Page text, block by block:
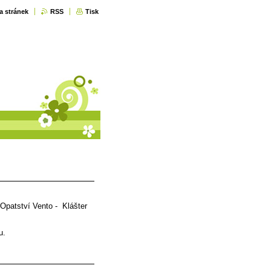
stránek RSS Tisk
Vento - Klášter